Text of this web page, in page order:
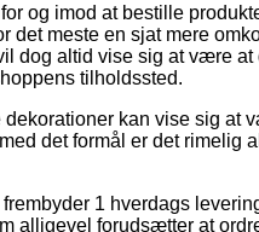
og imod at bestille
det meste en sjat mere
dog altid vise sig at være
tilholdssted.
dekorationer kan vise sig
det formål er det rimelig
1 hverdags
alligevel forudsætter at